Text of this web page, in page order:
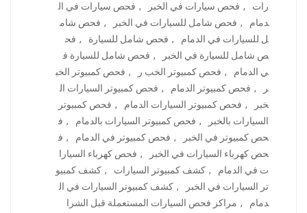
رات
, فحص سيارات في الخبر , فحص سيارات في ال
دمام
, فحص شامل للسيارات في الخبر , فحص شام
ل للسيارات في الدمام
, فحص شامل للسيارة , فح
ص شامل للسيارة في الخبر
, فحص شامل للسيارة ف
ي الدمام
, فحص كمبيوتر الخب ر , فحص كمبيوتر الخب
ر
, فحص كمبيوتر الدمام , فحص كمبيوتر السيارات ال
خبر
, فحص كمبيوتر السيارات الدمام , فحص كمبيوتر
السيارات بالخبر
, فحص كمبيوتر السيارات بالدمام , ف
حص كمبيوتر في الخبر
, فحص كمبيوتر في الدمام , ف
حص كهرباء السيارات في الخبر
, فحص كهرباء السيارا
ت في الدمام
, كشف كمبيوتر السيارات , كشف كمبيو
تر السيارات في الخبر
, كشف كمبيوتر السيارات في ال
دمام
, مراكز فحص السيارات المستعملة قبل الشرا